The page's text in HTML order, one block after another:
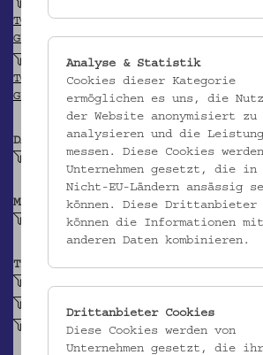
TGN
GEONAMES
Nikosia
TGN
GEONAMES
DATIERUNG
Vor 1993
MATERIAL
Silberblech
TECHNIK
ziseliert (Metall)
Analyse & Statistik
Cookies dieser Kategorie
ermöglichen es uns, die
der Website anonymisiert zu
analysieren und die
messen. Diese Cookies
Unternehmen gesetzt, die in
Nicht-EU-Ländern ansässig
können. Diese Drittanbieter
können die Informationen mit
anderen Daten kombinieren.
Drittanbieter Cookies
Diese Cookies werden von
Unternehmen gesetzt, die